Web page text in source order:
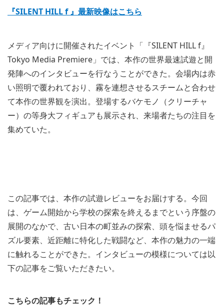
『SILENT HILL f 』最新映像はこちら
メディア向けに開催されたイベント「『SILENT HILL f』
Tokyo Media Premiere」では、本作の世界最速試遊と開
発陣へのインタビューを行なうことができた。会場内は赤
い照明で覆われており、霧を連想させるスチームと合わせ
て本作の世界観を演出。登場するバケモノ（クリーチャ
ー）の等身大フィギュアも展示され、来場者たちの注目を
集めていた。
この記事では、本作の試遊レビューをお届けする。今回
は、ゲーム開始から学校の探索を終えるまでという序盤の
展開のなかで、古い日本の町並みの探索、頭を悩ませるパ
ズル要素、近距離に特化した戦闘など、本作の魅力の一端
に触れることができた。インタビューの模様については以
下の記事をご覧いただきたい。
こちらの記事もチェック！